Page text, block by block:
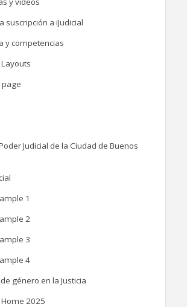
suscripción a iJudicial
y competencias
page
Judicial de la Ciudad de Buenos
1
2
3
4
género en la Justicia
Home 2025